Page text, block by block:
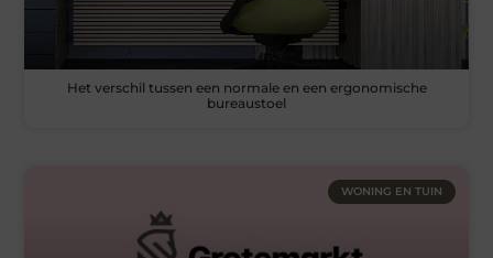
Het verschil tussen een normale en een ergonomische
bureaustoel
WONING EN TUIN